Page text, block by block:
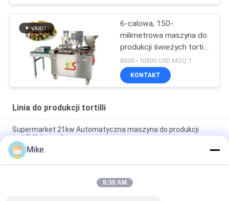
6-calowa, 150-
milimetrowa maszyna do
produkcji świeżych tortilli
w pełni
zautomatyzowana
8000~10800 USD MOQ:1
KONTAKT
Linia do produkcji tortilli
Supermarket 21kw Automatyczna maszyna do produkcji
tortilli Kolor srebrny
10 - 45 cm średnicy Nowa linia do produkcji tortilli w pełni
automatyczna
Nowa automatyczna maszyna do robienia chleba Roti Corn
Mike
8:39 AM